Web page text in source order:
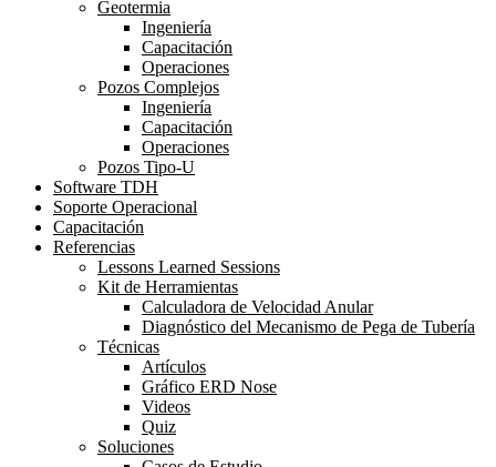
Geotermia
Ingeniería
Capacitación
Operaciones
Pozos Complejos
Ingeniería
Capacitación
Operaciones
Pozos Tipo-U
Software TDH
Soporte Operacional
Capacitación
Referencias
Lessons Learned Sessions
Kit de Herramientas
Calculadora de Velocidad Anular
Diagnóstico del Mecanismo de Pega de Tubería
Técnicas
Artículos
Gráfico ERD Nose
Videos
Quiz
Soluciones